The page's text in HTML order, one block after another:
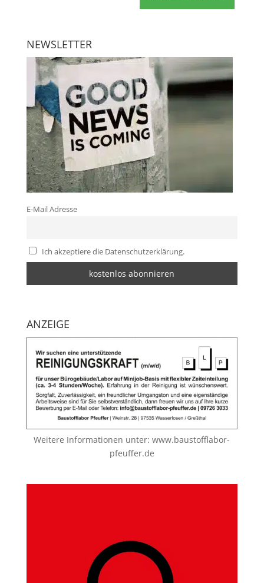
NEWSLETTER
E-Mail Adresse
Ich akzeptiere die Datenschutzerklärung.
ANZEIGE
Weitere Informationen unter:www.baustofflabor-
pfeuffer.de